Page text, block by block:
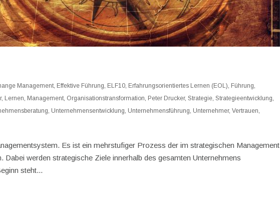
Management Effektive Führung ELF10 Erfahrungsorientiertes Lernen (EOL) Führung
, Lernen Management Organisationstransformation Peter Drucker,Strategie ,Strategieentwicklung
Unternehmensentwicklung Unternehmensführung Unternehmer,Vertrauen
Es ist ein mehrstufiger Prozess der im strategischen Management
Dabei werden strategische Ziele innerhalb des gesamten Unternehmens
steht...